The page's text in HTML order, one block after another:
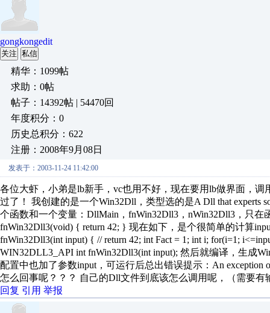
gongkongedit
关注 私信
精华：1099帖
求助：0帖
帖子：14392帖 | 54470回
年度积分：0
历史总积分：622
注册：2008年9月08日
发表于：2003-11-24 11:42:00
各位大虾，小弟是lb新手，vc也用不好，现在要用lb做界面，
过了！ 我创建的是一个Win32Dll，类型选的是A Dll that experts
个函数和一个变量：DllMain，fnWin32Dll3，nWin32Dll3，只
fnWin32Dll3(void) { return 42; } 现在如下，是个很简单的计算
fnWin32Dll3(int input) { // return 42; int Fact = 1; int i; for(i=1;
WIN32DLL3_API int fnWin32Dll3(int input); 然后就编译，生成
配置中也加了参数input，可运行后总出错误提示：An exception
怎么回事呢？？？ 自己的Dll文件到底该怎么调用呢，（需要
回复 引用 举报